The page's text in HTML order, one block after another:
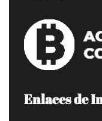
Enlaces de